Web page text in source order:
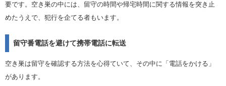
要です。空き巣の中には、留守の時間や帰宅時間に関する情報を突き止
めたうえで、犯行を企てる者もいます。
留守番電話を避けて携帯電話に転送
空き巣は留守を確認する方法を心得ていて、その中に「電話をかける」
があります。